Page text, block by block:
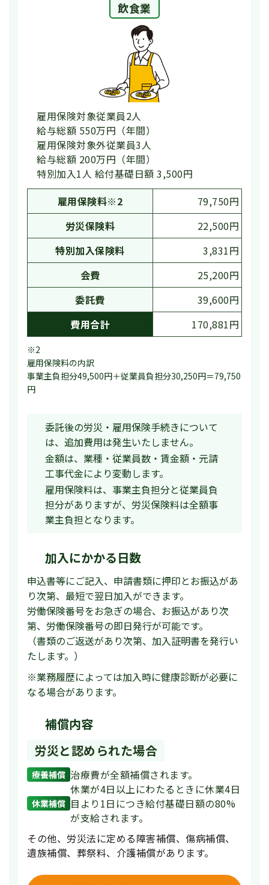
飲食業
雇用保険対象従業員2人
給与総額 550万円（年間）
雇用保険対象外従業員3人
給与総額 200万円（年間）
特別加入1人 給付基礎日額 3,500円
雇用保険料※2
79,750円
労災保険料
22,500円
特別加入保険料
3,831円
会費
25,200円
委託費
39,600円
費用合計
170,881円
※2
雇用保険料の内訳
事業主負担分49,500円＋従業員負担分30,250円＝79,750
円
委託後の労災・雇用保険手続きについて
は、追加費用は発生いたしません。
金額は、業種・従業員数・賃金額・元請
工事代金により変動します。
雇用保険料は、事業主負担分と従業員負
担分がありますが、労災保険料は全額事
業主負担となります。
加入にかかる日数
申込書等にご記入、申請書類に押印とお振込があ
り次第、最短で翌日加入ができます。
労働保険番号をお急ぎの場合、お振込があり次
第、労働保険番号の即日発行が可能です。
（書類のご返送があり次第、加入証明書を発行い
たします。）
※業務履歴によっては加入時に健康診断が必要に
なる場合があります。
補償内容
労災と認められた場合
療養補償 治療費が全額補償されます。
休業補償
休業が4日以上にわたるときに休業4日
目より1日につき給付基礎日額の80%
が支給されます。
その他、労災法に定める障害補償、傷病補償、
遺族補償、葬祭料、介護補償があります。